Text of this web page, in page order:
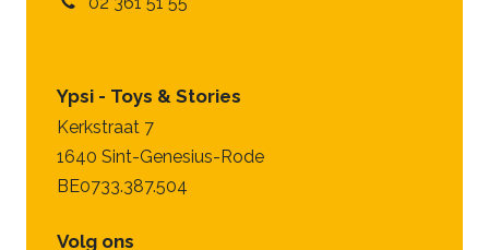
Ypsi - Toys & Stories
Kerkstraat 7
1640 Sint-Genesius-Rode
BE0733.387.504
Volg ons